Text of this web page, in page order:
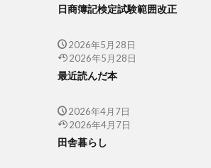
日商簿記検定試験範囲改正
2026年5月28日
2026年5月28日
最近読んだ本
2026年4月7日
2026年4月7日
田舎暮らし